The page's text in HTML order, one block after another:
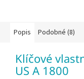
Popis Podobné (8)
Klíčové
US A 1800